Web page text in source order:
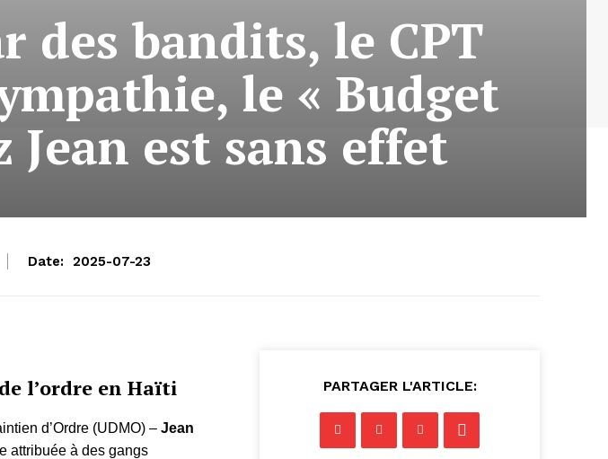
des bandits, le CPT
le « Budget
est sans effet
Date: 2025-07-23
l’ordre en Haïti
d’Ordre (UDMO) –Jean
attribuée à des gangs
PARTAGER L'ARTICLE: